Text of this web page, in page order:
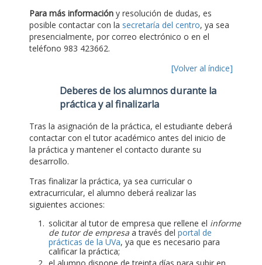
Para más información y resolución de dudas, es
posible contactar con la secretaría del centro, ya sea
presencialmente, por correo electrónico o en el
teléfono 983 423662.
[Volver al índice]
Deberes de los alumnos durante la
práctica y al finalizarla
Tras la asignación de la práctica, el estudiante deberá
contactar con el tutor académico antes del inicio de
la práctica y mantener el contacto durante su
desarrollo.
Tras finalizar la práctica, ya sea curricular o
extracurricular, el alumno deberá realizar las
siguientes acciones:
solicitar al tutor de empresa que rellene el informe
de tutor de empresa a través del portal de
prácticas de la UVa, ya que es necesario para
calificar la práctica;